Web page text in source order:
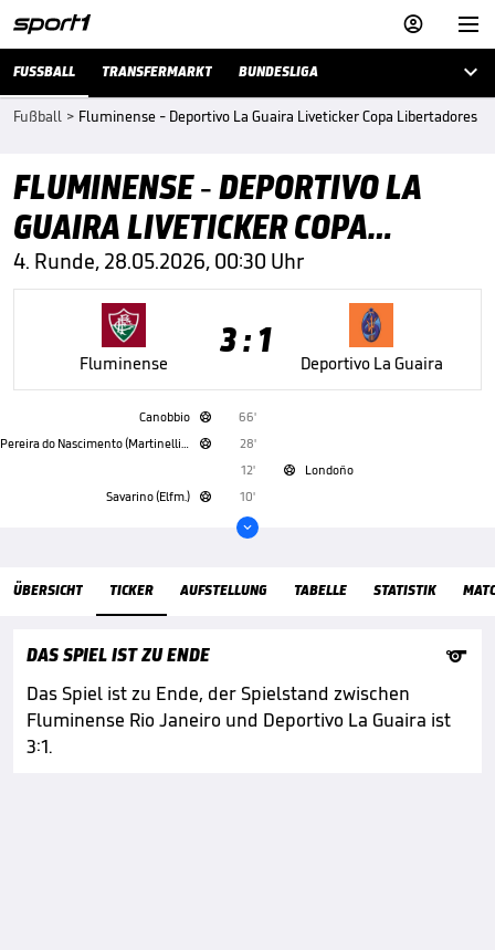


FUSSBALL TRANSFERMARKT BUNDESLIGA 
Fußball > Fluminense - Deportivo La Guaira Liveticker Copa Libertadores
FLUMINENSE - DEPORTIVO LA
GUAIRA LIVETICKER COPA
LIBERTADORES
4. Runde, 28.05.2026, 00:30 Uhr
Fluminense
3 : 1
Deportivo La Guaira
Canobbio 
66'
Pereira do Nascimento (Martinelli Lima)

28'
12'

Londoño
Savarino (Elfm.)
 10'

ÜBERSICHT TICKER AUFSTELLUNG TABELLE STATISTIK
ÜbersichtTicker
DAS SPIEL IST ZU ENDE

Das Spiel ist zu Ende, der Spielstand zwischen
Fluminense Rio Janeiro und Deportivo La Guaira ist
3:1.